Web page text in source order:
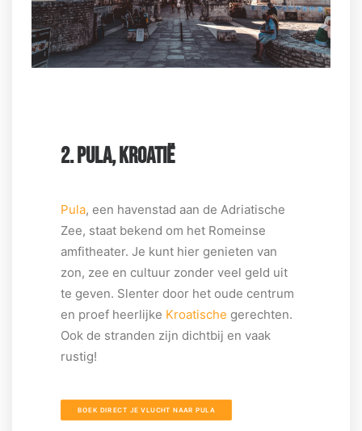
2. PULA, KROATIË
Pula, een havenstad aan de Adriatische
Zee, staat bekend om het Romeinse
amfitheater. Je kunt hier genieten van
zon, zee en cultuur zonder veel geld uit
te geven. Slenter door het oude centrum
en proef heerlijke Kroatische gerechten.
Ook de stranden zijn dichtbij en vaak
rustig!
BOEK DIRECT JE VLUCHT NAAR PULA